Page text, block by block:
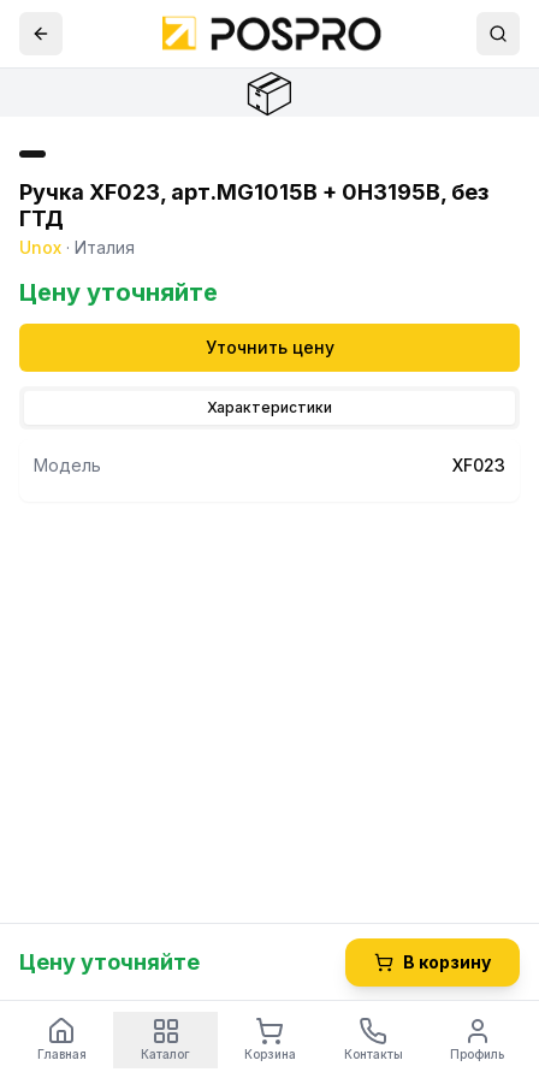
📦
Ручка XF023, арт.MG1015B + 0H3195B, без
ГТД
Unox · Италия
Цену уточняйте
Уточнить цену
Характеристики
Модель XF023
Цену уточняйте В корзину
Главная Каталог Корзина Контакты Профиль